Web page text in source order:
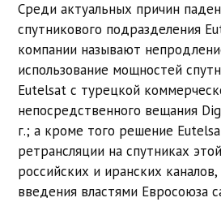
Среди актуальных причин
спутникового подразделения
компании называют
использование мощностей
Eutelsat с турецкой
непосредственного вещания
г.; а кроме того решение
ретрансляции на спутниках
российских и иранских
введения властями Евросоюза